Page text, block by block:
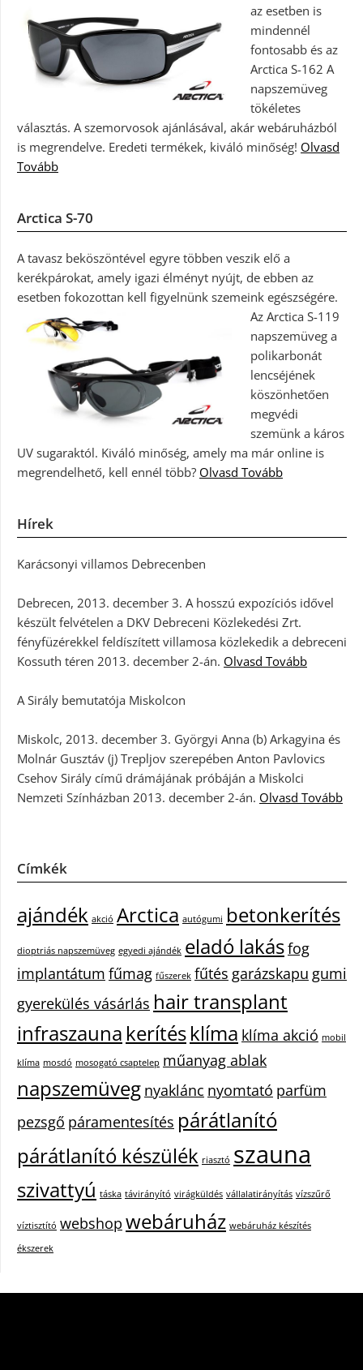
az esetben is
mindennél
fontosabb és az
Arctica S-162 A
napszemüveg
tökéletes
választás. A szemorvosok ajánlásával, akár webáruházból
is megrendelve. Eredeti termékek, kiváló minőség! Olvasd
Tovább
Arctica S-70
A tavasz beköszöntével egyre többen veszik elő a
kerékpárokat, amely igazi élményt nyújt, de ebben az
esetben fokozottan kell figyelnünk szemeink egészségére.
Az Arctica S-119
napszemüveg a
polikarbonát
lencséjének
köszönhetően
megvédi
szemünk a káros
UV sugaraktól. Kiváló minőség, amely ma már online is
megrendelhető, kell ennél több? Olvasd Tovább
Hírek
Karácsonyi villamos Debrecenben
Debrecen, 2013. december 3. A hosszú expozíciós idővel
készült felvételen a DKV Debreceni Közlekedési Zrt.
fényfüzérekkel feldíszített villamosa közlekedik a debreceni
Kossuth téren 2013. december 2-án. Olvasd Tovább
A Sirály bemutatója Miskolcon
Miskolc, 2013. december 3. Györgyi Anna (b) Arkagyina és
Molnár Gusztáv (j) Trepljov szerepében Anton Pavlovics
Csehov Sirály című drámájának próbáján a Miskolci
Nemzeti Színházban 2013. december 2-án. Olvasd Tovább
Címkék
ajándék akció Arctica autógumi betonkerítés
dioptriás napszemüveg egyedi ajándék eladó lakásfog
implantátum fűmag fűszerek fűtés garázskapu gumi
gyerekülés vásárlás hair transplant
infraszauna kerítésklíma klíma akció mobil
klíma mosdó mosogató csaptelep műanyag ablak
napszemüveg nyaklánc nyomtató parfüm
pezsgő páramentesítés párátlanító
párátlanító készülék riasztó szauna
szivattyú táska távirányító virágküldés vállalatirányítás vízszűrő
víztisztító webshop webáruház webáruház készítés
ékszerek